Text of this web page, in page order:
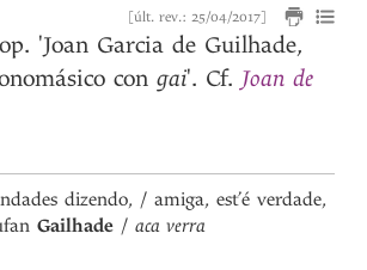
[últ. rev.: 25/04/2017]
'Joan Garcia de Guilhade,
congai'. Cf. Joan de
dizendo, / amiga, est’é verdade,
Gailhade /aca verra